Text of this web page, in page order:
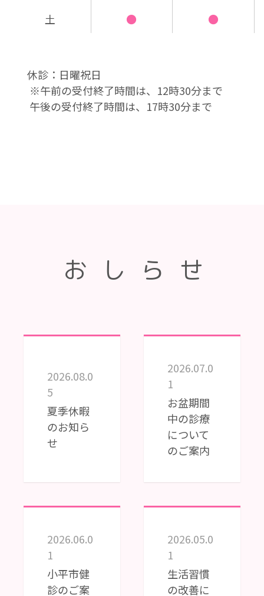
土
●
●
休診：日曜祝日
※午前の受付終了時間は、12時30分まで
午後の受付終了時間は、17時30分まで
おしらせ
2026.08.0
5
夏季休暇
のお知ら
せ
2026.07.0
1
お盆期間
中の診療
について
のご案内
2026.06.0
1
小平市健
診のご案
2026.05.0
1
生活習慣
の改善に